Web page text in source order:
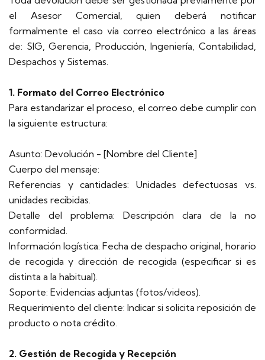
el Asesor Comercial, quien deberá notificar
formalmente el caso vía correo electrónico a las áreas
de: SIG, Gerencia, Producción, Ingeniería, Contabilidad,
Despachos y Sistemas.
1. Formato del Correo Electrónico
Para estandarizar el proceso, el correo debe cumplir con
la siguiente estructura:
Asunto: Devolución - [Nombre del Cliente]
Cuerpo del mensaje:
Referencias y cantidades: Unidades defectuosas vs.
unidades recibidas.
Detalle del problema: Descripción clara de la no
conformidad.
Información logística: Fecha de despacho original, horario
de recogida y dirección de recogida (especificar si es
distinta a la habitual).
Soporte: Evidencias adjuntas (fotos/videos).
Requerimiento del cliente: Indicar si solicita reposición de
producto o nota crédito.
2. Gestión de Recogida y Recepción